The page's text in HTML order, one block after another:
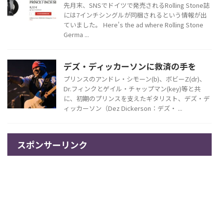
先月末、SNSでドイツで発売されるRolling Stone誌
には7インチシングルが同梱されるという情報が出
ていました。 Here's the ad where Rolling Stone
Germa ...
デズ・ディッカーソンに救済の手を
プリンスのアンドレ・シモーン(b)、ボビーZ(dr)、
Dr.フィンクとゲイル・チャップマン(key)等と共
に、初期のプリンスを支えたギタリスト、デズ・デ
ィッカーソン（Dez Dickerson：デズ・ ...
スポンサーリンク